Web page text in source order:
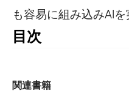
も容易に組み込みAIを
目次
1章　Spresenseとは？
関連書籍